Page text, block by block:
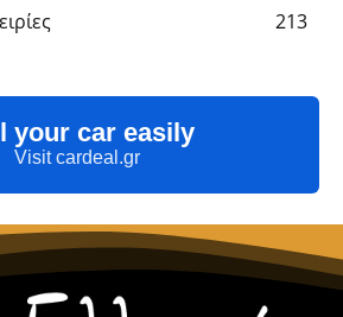
213
your car easily
Visit cardeal.gr